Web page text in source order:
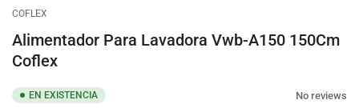
la
vista
galería
COFLEX
Alimentador Para Lavadora Vwb-A150 150Cm
Coflex
EN EXISTENCIA No reviews